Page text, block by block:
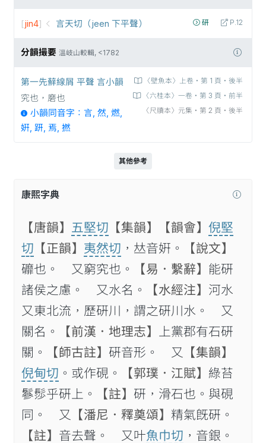
研 P.12
[jin4] 言天切（jeen 下平聲）
分韻撮要 溫岐山較輯, <1782
〈壁魚本〉上卷‧第 1 頁‧後半
〈六桂本〉一卷‧第 3 頁‧前半
〈尺牘本〉元集‧第 2 頁‧後半
第一先蘚線屑 平聲 言小韻
究也，磨也
小韻同音字：言, 然, 燃,
姸, 趼, 焉, 撚
其他參考
康熙字典
【唐韻】 五堅切 【集韻】 【韻會】 倪堅
切 【正韻】 夷然切 ，𠀤音姸。
【說文】
䃺也。 又窮究也。
【易．繫辭】 能硏
諸侯之慮。 又水名。
【水經注】 河水
又東北流，歷硏川，謂之硏川水。 又
關名。
【前漢．地理志】 上黨郡有石硏
關。
【師古註】 硏音形。 又
【集韻】
倪甸切 。或作硯。 【郭璞．江賦】 綠苔
鬖髿乎硏上。
【註】 硏，滑石也。與硯
同。 又
【潘尼．釋奠頌】 精氣旣硏。
【註】 音去聲。 又叶魚巾切 ，音銀。